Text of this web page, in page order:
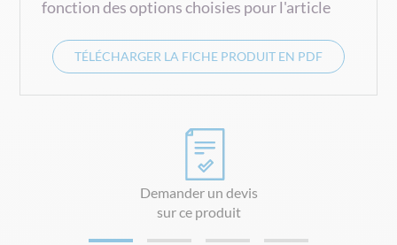
fonction des options choisies pour l'article
TÉLÉCHARGER LA FICHE PRODUIT EN PDF
Demander un devis
sur ce produit